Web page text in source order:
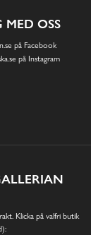
MED OSS
på Facebook
på Instagram
Klicka på valfri butik